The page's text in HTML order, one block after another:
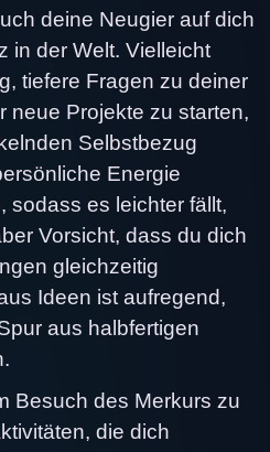
deine Neugier auf dich
in der Welt. Vielleicht
tiefere Fragen zu deiner
neue Projekte zu starten,
Selbstbezug
Energie
sodass es leichter fällt,
Vorsicht, dass du dich
gleichzeitig
Ideen ist aufregend,
aus halbfertigen
Besuch des Merkurs zu
die dich